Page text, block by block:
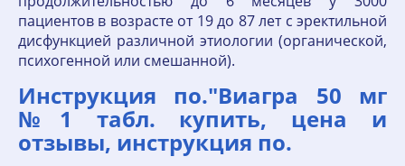
пациентов в возрасте от 19 до 87 лет с эректильной
дисфункцией различной этиологии (органической,
психогенной или смешанной).
Инструкция по."Виагра 50 мг
№1 табл. купить, цена и
отзывы, инструкция по.